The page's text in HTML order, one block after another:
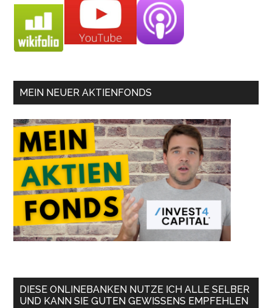
MEIN NEUER AKTIENFONDS
DIESE ONLINEBANKEN NUTZE ICH ALLE SELBER
UND KANN SIE GUTEN GEWISSENS EMPFEHLEN